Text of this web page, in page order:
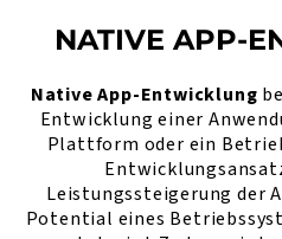
NATIVE APP-
Native App-Entwicklung
Entwicklung einer
Plattform oder ein
Leistungssteigerung der
Potential eines